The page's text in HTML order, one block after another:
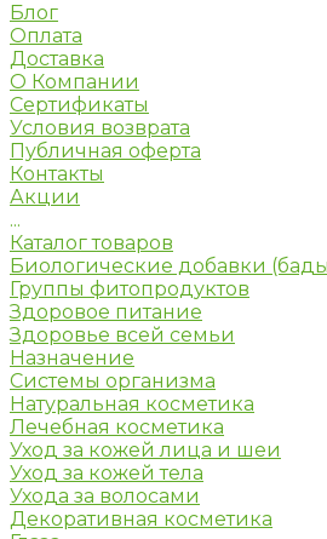
Блог
Оплата
Доставка
О Компании
Сертификаты
Условия возврата
Публичная оферта
Контакты
Акции
...
Каталог товаров
Биологические добавки
Группы фитопродуктов
Здоровое питание
Здоровье всей семьи
Назначение
Системы организма
Натуральная косметика
Лечебная косметика
Уход за кожей лица и шеи
Уход за кожей тела
Ухода за волосами
Декоративная косметика